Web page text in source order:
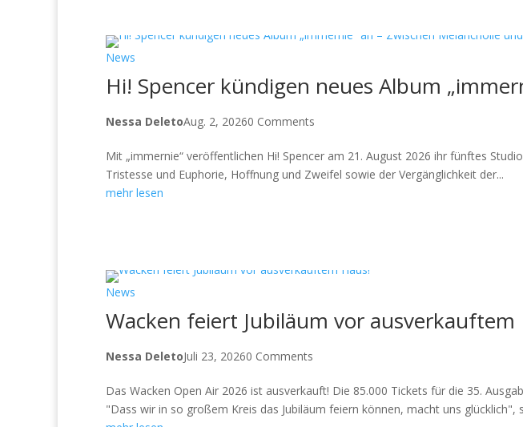
News
Hi! Spencer kündigen neues Album
Nessa DeletoAug. 2, 20260 Comments
Mit „immernie“ veröffentlichen Hi! Spencer am 21. August 2026 ihr fünftes
Tristesse und Euphorie, Hoffnung und Zweifel sowie der Vergänglichkeit der...
mehr lesen
News
Wacken feiert Jubiläum vor ausverkauftem
Nessa DeletoJuli 23, 20260 Comments
Das Wacken Open Air 2026 ist ausverkauft! Die 85.000 Tickets für die 35.
"Dass wir in so großem Kreis das Jubiläum feiern können, macht uns glücklich",